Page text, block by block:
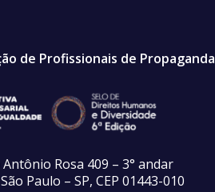
de Profissionais de Propaganda
Rosa 409 – 3° andar
Paulo – SP, CEP 01443-010